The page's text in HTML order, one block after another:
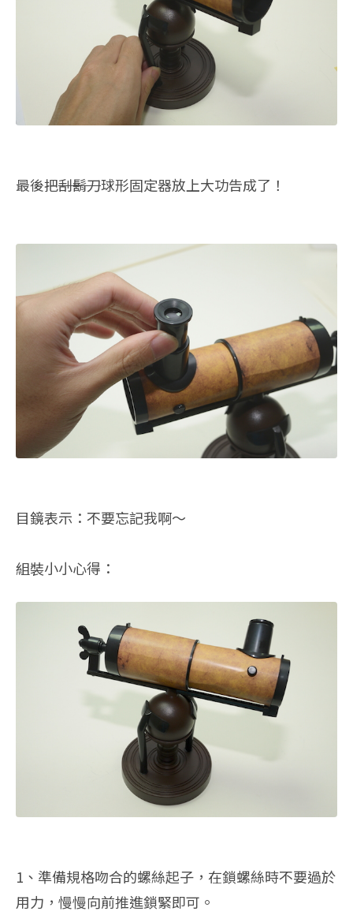
最後把刮鬍刀球形固定器放上大功告成了！
目鏡表示：不要忘記我啊～
組裝小小心得：
1、準備規格吻合的螺絲起子，在鎖螺絲時不要過於
用力，慢慢向前推進鎖緊即可。